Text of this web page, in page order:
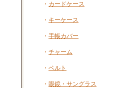
・ カードケース
・ キーケース
・ 手帳カバー
・ チャーム
・ ベルト
・ 眼鏡・サングラス